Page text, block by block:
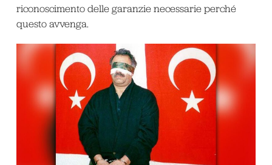
riconoscimento delle garanzie necessarie perché
questo avvenga.